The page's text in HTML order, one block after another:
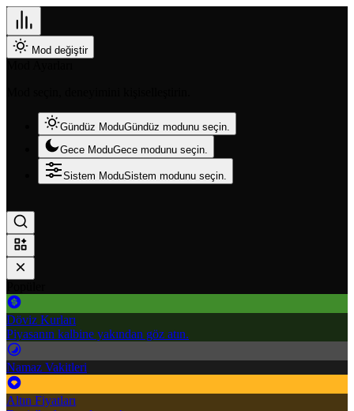
Mod değiştir
Gündüz ModuGündüz modunu seçin.
Gece ModuGece modunu seçin.
Sistem ModuSistem modunu seçin.
Döviz Kurları
Piyasanın kalbine yakından göz atın.
Namaz Vakitleri
Altın Fiyatları